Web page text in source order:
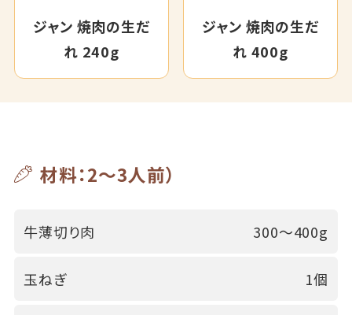
ジャン 焼肉の生だ
れ 240g
ジャン 焼肉の生だ
れ 400g
材料：2～3人前）
牛薄切り肉 300～400g
玉ねぎ 1個